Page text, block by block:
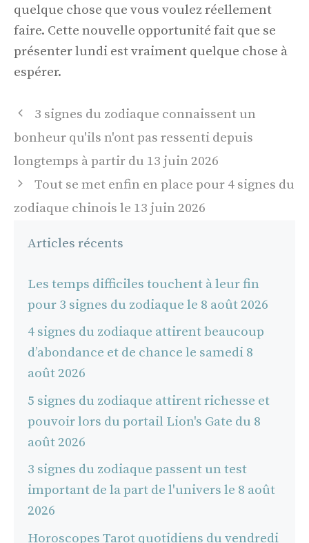
quelque chose que vous voulez réellement
faire. Cette nouvelle opportunité fait que se
présenter lundi est vraiment quelque chose à
espérer.
Navigation
des
3 signes du zodiaque connaissent un
bonheur qu'ils n'ont pas ressenti depuis
longtemps à partir du 13 juin 2026
Tout se met enfin en place pour 4 signes du
zodiaque chinois le 13 juin 2026
Articles récents
Les temps difficiles touchent à leur fin
pour 3 signes du zodiaque le 8 août 2026
4 signes du zodiaque attirent beaucoup
d’abondance et de chance le samedi 8
août 2026
5 signes du zodiaque attirent richesse et
pouvoir lors du portail Lion's Gate du 8
août 2026
3 signes du zodiaque passent un test
important de la part de l'univers le 8 août
2026
Horoscopes Tarot quotidiens du vendredi